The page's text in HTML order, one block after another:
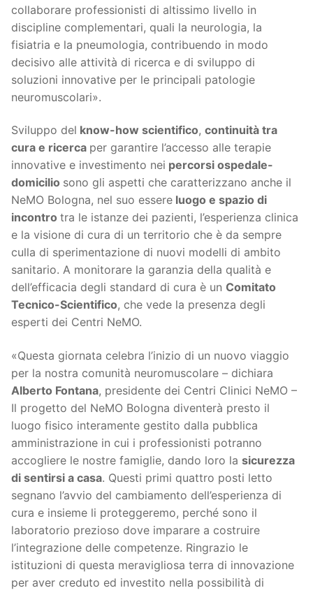
collaborare professionisti di altissimo livello in
discipline complementari, quali la neurologia, la
fisiatria e la pneumologia, contribuendo in modo
decisivo alle attività di ricerca e di sviluppo di
soluzioni innovative per le principali patologie
neuromuscolari».
Sviluppo del know-how scientifico, continuità tra
cura e ricerca per garantire l’accesso alle terapie
innovative e investimento nei percorsi ospedale-
domicilio sono gli aspetti che caratterizzano anche il
NeMO Bologna, nel suo essere luogo e spazio di
incontro tra le istanze dei pazienti, l’esperienza clinica
e la visione di cura di un territorio che è da sempre
culla di sperimentazione di nuovi modelli di ambito
sanitario. A monitorare la garanzia della qualità e
dell’efficacia degli standard di cura è un Comitato
Tecnico-Scientifico, che vede la presenza degli
esperti dei Centri NeMO.
«Questa giornata celebra l’inizio di un nuovo viaggio
per la nostra comunità neuromuscolare – dichiara
Alberto Fontana, presidente dei Centri Clinici NeMO –
Il progetto del NeMO Bologna diventerà presto il
luogo fisico interamente gestito dalla pubblica
amministrazione in cui i professionisti potranno
accogliere le nostre famiglie, dando loro la sicurezza
di sentirsi a casa. Questi primi quattro posti letto
segnano l’avvio del cambiamento dell’esperienza di
cura e insieme li proteggeremo, perché sono il
laboratorio prezioso dove imparare a costruire
l’integrazione delle competenze. Ringrazio le
istituzioni di questa meravigliosa terra di innovazione
per aver creduto ed investito nella possibilità di